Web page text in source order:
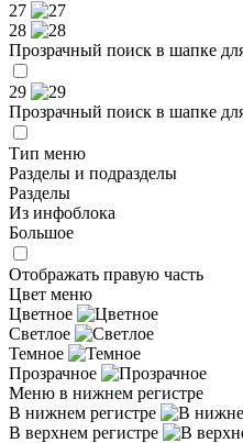
27
28
Прозрачный поиск в шапке
29
Прозрачный поиск в шапке
Тип меню
Разделы и подразделы
Разделы
Из инфоблока
Большое
Отображать правую часть
Цвет меню
Цветное
Светлое
Темное
Прозрачное
Меню в нижнем регистре
В нижнем регистре
В верхнем регистре